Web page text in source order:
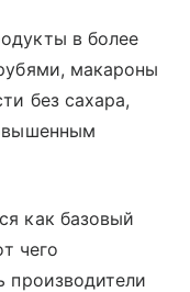
в более
макароны
без сахара,
как базовый
чего
производители